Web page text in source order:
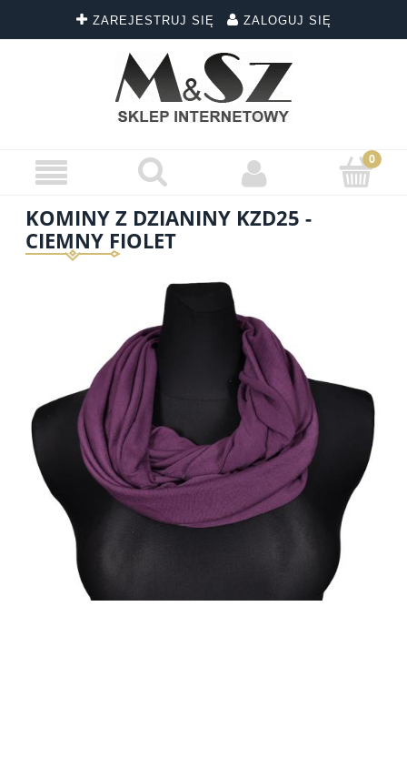
ZAREJESTRUJ SIĘ ZALOGUJ SIĘ
KOMINY Z DZIANINY KZD25 -
CIEMNY FIOLET